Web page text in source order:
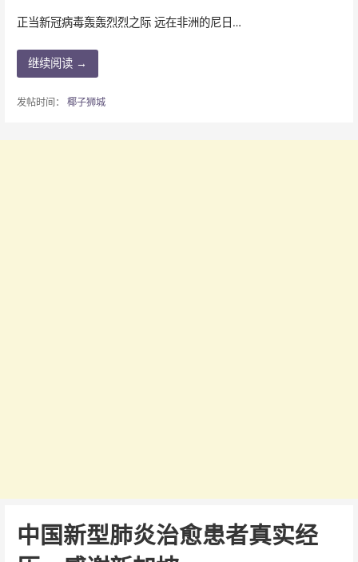
正当新冠病毒轰轰烈烈之际 远在非洲的尼日…
继续阅读 →
发帖时间： 椰子狮城
中国新型肺炎治愈患者真实经